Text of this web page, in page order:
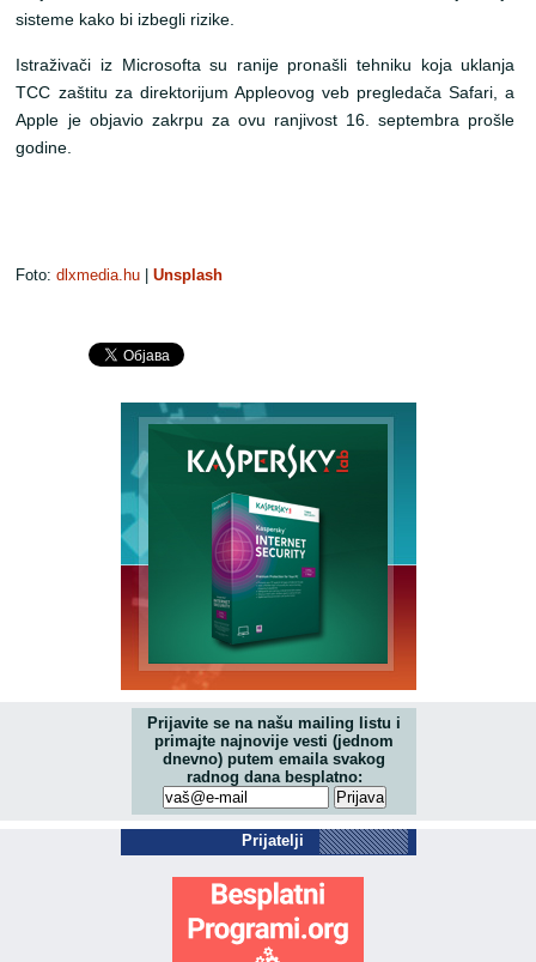
sisteme kako bi izbegli rizike.
Istraživači iz Microsofta su ranije pronašli tehniku koja uklanja
TCC zaštitu za direktorijum Appleovog veb pregledača Safari, a
Apple je objavio zakrpu za ovu ranjivost 16. septembra prošle
godine.
Foto:dlxmedia.hu |Unsplash
Prijavite se na našu mailing listu i
primajte najnovije vesti (jednom
dnevno) putem emaila svakog
radnog dana besplatno:
Prijatelji